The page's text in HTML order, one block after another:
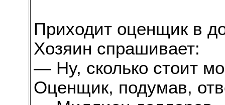
Приходит оценщик в
Хозяин спрашивает:
— Ну, сколько стоит
Оценщик, подумав,